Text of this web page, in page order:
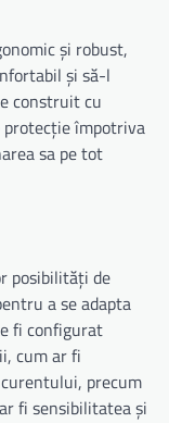
și robust,
și să-l
construit cu
protecție împotriva
sa pe tot
posibilități de
a se adapta
fi configurat
cum ar fi
precum
fi sensibilitatea și